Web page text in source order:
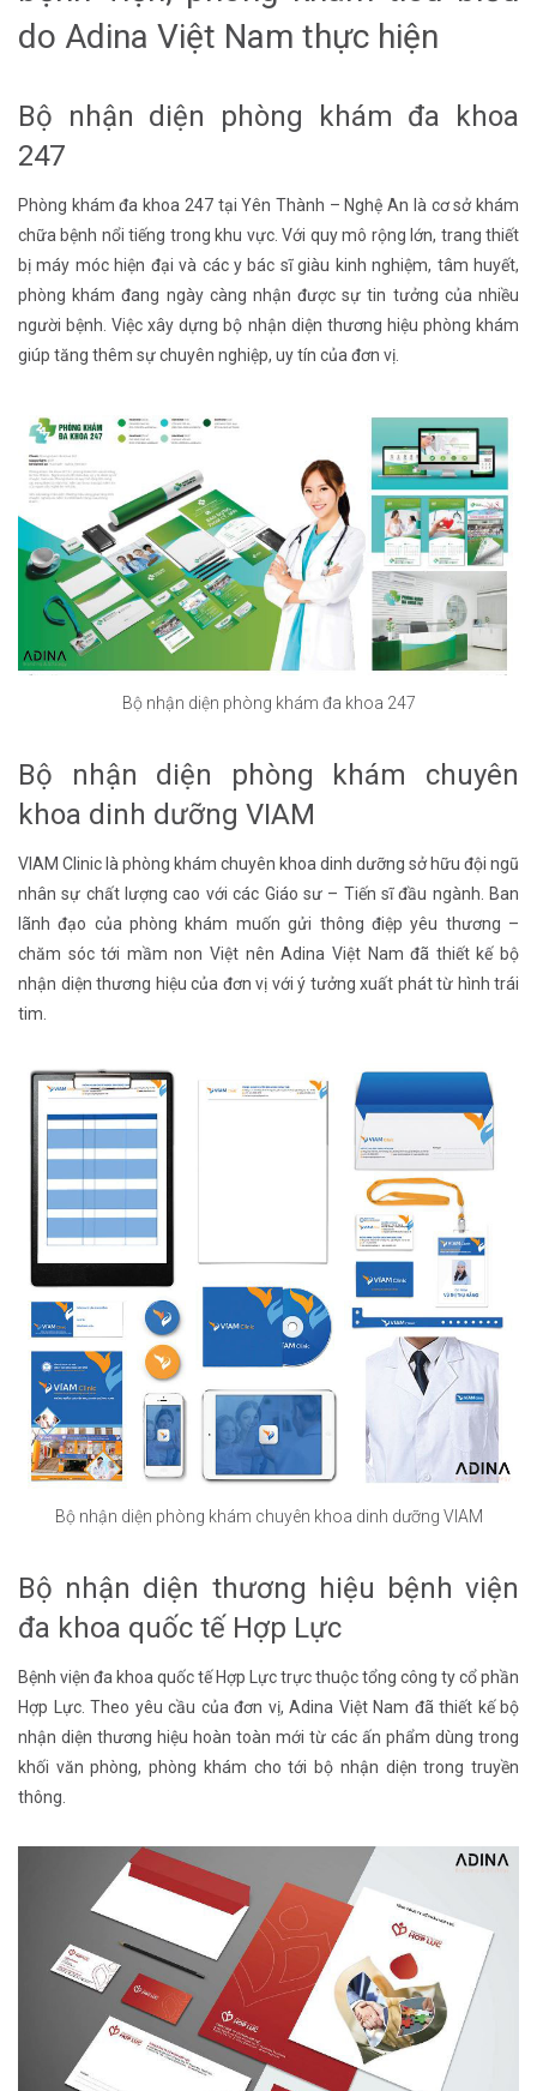
do Adina Việt Nam thực hiện
Bộ nhận diện phòng khám đa khoa
247
Phòng khám đa khoa 247 tại Yên Thành – Nghệ An là cơ sở khám
chữa bệnh nổi tiếng trong khu vực. Với quy mô rộng lớn, trang thiết
bị máy móc hiện đại và các y bác sĩ giàu kinh nghiệm, tâm huyết,
phòng khám đang ngày càng nhận được sự tin tưởng của nhiều
người bệnh. Việc xây dựng bộ nhận diện thương hiệu phòng khám
giúp tăng thêm sự chuyên nghiệp, uy tín của đơn vị.
Bộ nhận diện phòng khám đa khoa 247
Bộ nhận diện phòng khám chuyên
khoa dinh dưỡng VIAM
VIAM Clinic là phòng khám chuyên khoa dinh dưỡng sở hữu đội ngũ
nhân sự chất lượng cao với các Giáo sư – Tiến sĩ đầu ngành. Ban
lãnh đạo của phòng khám muốn gửi thông điệp yêu thương –
chăm sóc tới mầm non Việt nên Adina Việt Nam đã thiết kế bộ
nhận diện thương hiệu của đơn vị với ý tưởng xuất phát từ hình trái
tim.
Bộ nhận diện phòng khám chuyên khoa dinh dưỡng VIAM
Bộ nhận diện thương hiệu bệnh viện
đa khoa quốc tế Hợp Lực
Bệnh viện đa khoa quốc tế Hợp Lực trực thuộc tổng công ty cổ phần
Hợp Lực. Theo yêu cầu của đơn vị, Adina Việt Nam đã thiết kế bộ
nhận diện thương hiệu hoàn toàn mới từ các ấn phẩm dùng trong
khối văn phòng, phòng khám cho tới bộ nhận diện trong truyền
thông.